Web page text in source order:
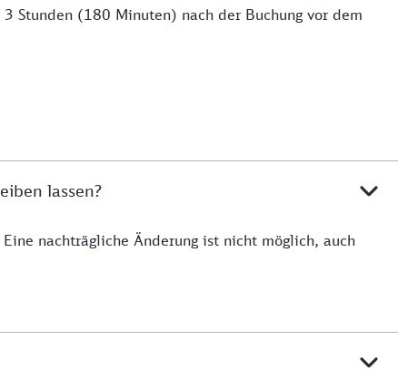
Stunden (180 Minuten) nach der Buchung vor dem
lassen?
nachträgliche Änderung ist nicht möglich, auch